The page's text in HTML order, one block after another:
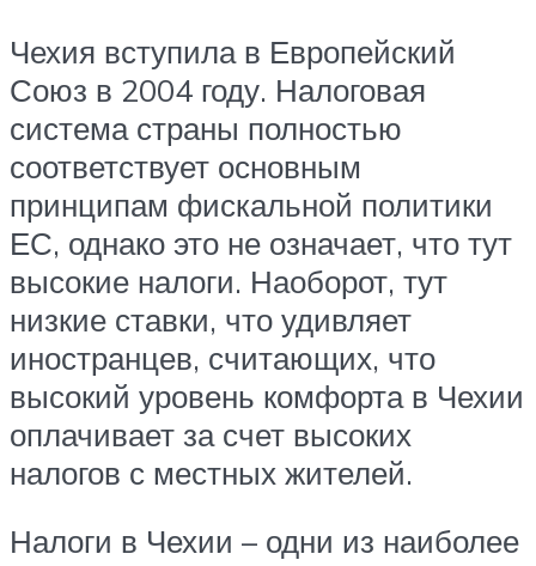
Чехия вступила в Европейский
Союз в 2004 году. Налоговая
система страны полностью
соответствует основным
принципам фискальной политики
ЕС, однако это не означает, что тут
высокие налоги. Наоборот, тут
низкие ставки, что удивляет
иностранцев, считающих, что
высокий уровень комфорта в Чехии
оплачивает за счет высоких
налогов с местных жителей.
Налоги в Чехии – одни из наиболее